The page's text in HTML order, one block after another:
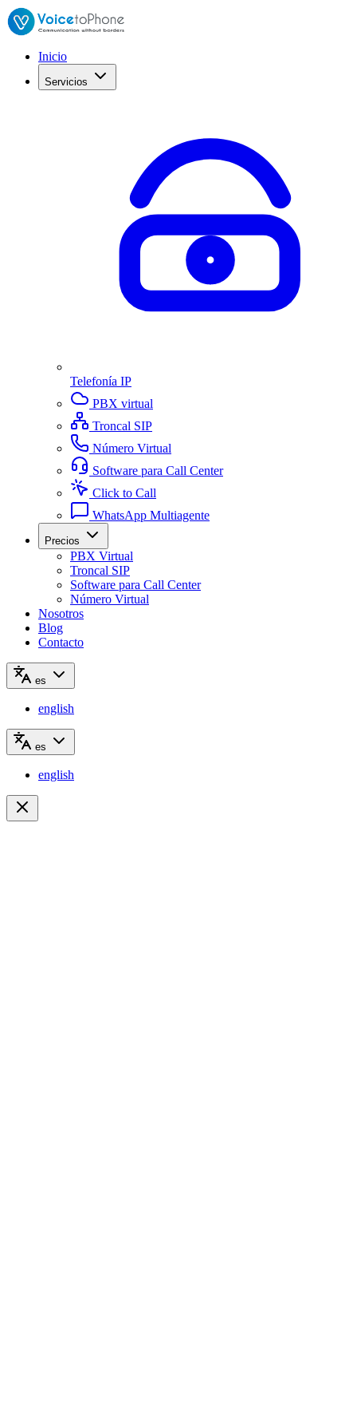
Inicio
Servicios
Telefonía IP
PBX virtual
Troncal SIP
Número Virtual
Software para Call Center
Click to Call
WhatsApp Multiagente
Precios
PBX Virtual
Troncal SIP
Software para Call Center
Número Virtual
Nosotros
Blog
Contacto
es
english
es
english